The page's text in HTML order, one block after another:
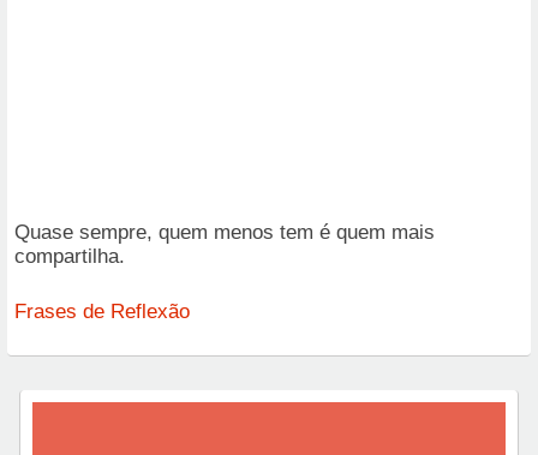
Quase sempre, quem menos tem é quem mais
compartilha.
Frases de Reflexão